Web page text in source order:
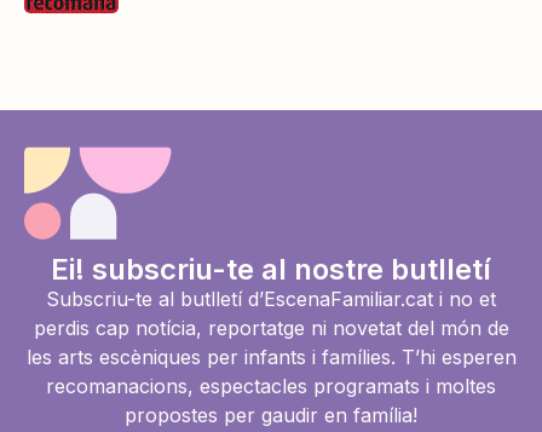
Ei! subscriu-te al nostre butlletí
Subscriu-te al butlletí d’EscenaFamiliar.cat i no et
perdis cap notícia, reportatge ni novetat del món de
les arts escèniques per infants i famílies. T’hi esperen
recomanacions, espectacles programats i moltes
propostes per gaudir en família!